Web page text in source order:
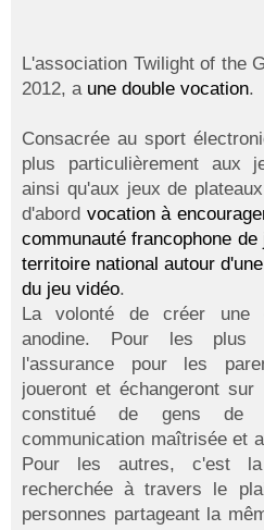
L'association Twilight of the
2012, a une double vocation.
Consacrée au sport
plus particulièrement aux
ainsi qu'aux jeux de
d'abord vocation à
communauté francophone
territoire national autour
du jeu vidéo.
La volonté de créer une
anodine. Pour les plus
l'assurance pour les
joueront et échangeront
constitué de gens de
communication maîtrisée et
Pour les autres, c'est
recherchée à travers le
personnes partageant la